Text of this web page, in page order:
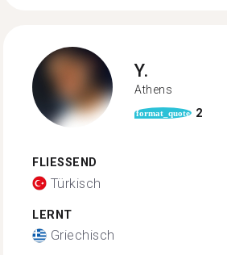
Y.
Athens
format_quote 2
FLIESSEND
Türkisch
LERNT
Griechisch